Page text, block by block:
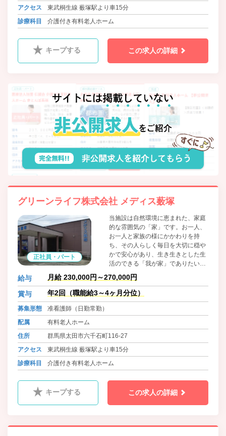
アクセス
東武桐生線 薮塚駅より車15分
診療科目
介護付き有料老人ホーム
キープする この求人の詳細
グリーンライフ株式会社 メディス薮塚
正社員・パート
当施設は自然環境に恵まれた、家庭
的な雰囲気の「家」です。お一人、
お一人と家族の様にかかわりを持
ち、その人らしく毎日を大切に穏や
かで安心があり、生き生きとした生
活のできる「我が家」でありたい
と、スタッフ一同、笑顔と真心を込
めて対応しております。 協力医療機
関である病院が隣にあり、受診の際
も安心できる職場です。
給与 月給 230,000円～270,000円
賞与 年2回（職能給3～4ヶ月分位）
募集形態
准看護師（日勤常勤）
配属
有料老人ホーム
住所
群馬県太田市六千石町116-27
アクセス
東武桐生線 薮塚駅より車15分
診療科目
介護付き有料老人ホーム
キープする この求人の詳細